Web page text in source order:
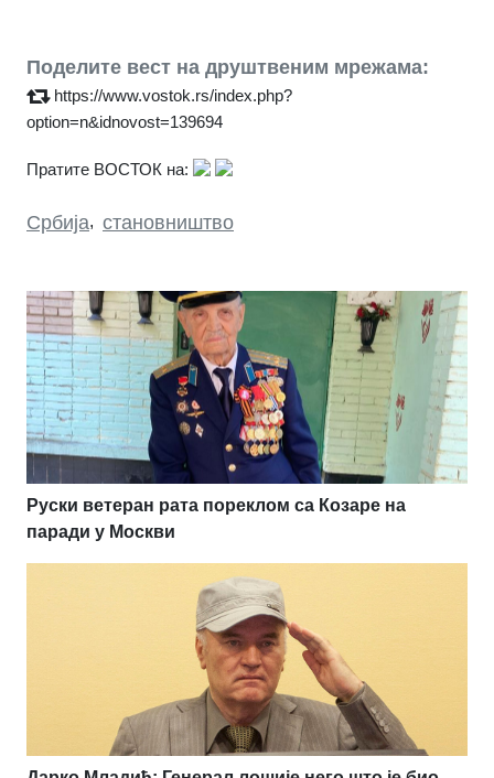
Поделите вест на друштвеним мрежама:
https://www.vostok.rs/index.php?
option=n&idnovost=139694
Пратите ВОСТОК на:
Србија, становништво
Руски ветеран рата пореклом са Козаре на
паради у Москви